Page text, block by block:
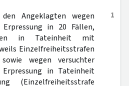
1
Angeklagten wegen
Erpressung in 20 Fällen,
in Tateinheit mit
Einzelfreiheitsstrafen
wegen versuchter
Erpressung in Tateinheit
(Einzelfreiheitsstrafe